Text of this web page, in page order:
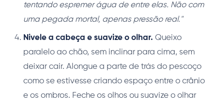
tentando espremer água de entre elas. Não com
uma pegada mortal, apenas pressão real."
Nivele a cabeça e suavize o olhar. Queixo
paralelo ao chão, sem inclinar para cima, sem
deixar cair. Alongue a parte de trás do pescoço
como se estivesse criando espaço entre o crânio
e os ombros. Feche os olhos ou suavize o olhar